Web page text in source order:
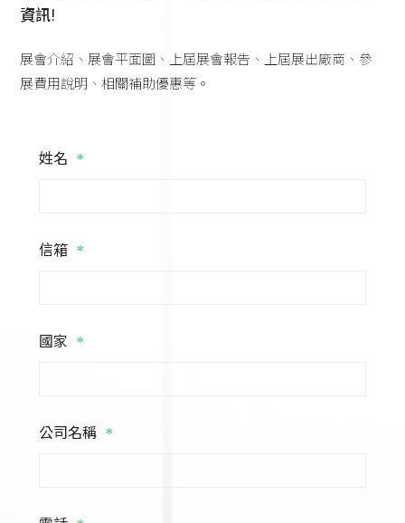
資訊!
展會介紹、展會平面圖、上屆展會報告、上屆展出廠商、參
展費用說明、相關補助優惠等。
姓名 *
信箱 *
國家 *
公司名稱 *